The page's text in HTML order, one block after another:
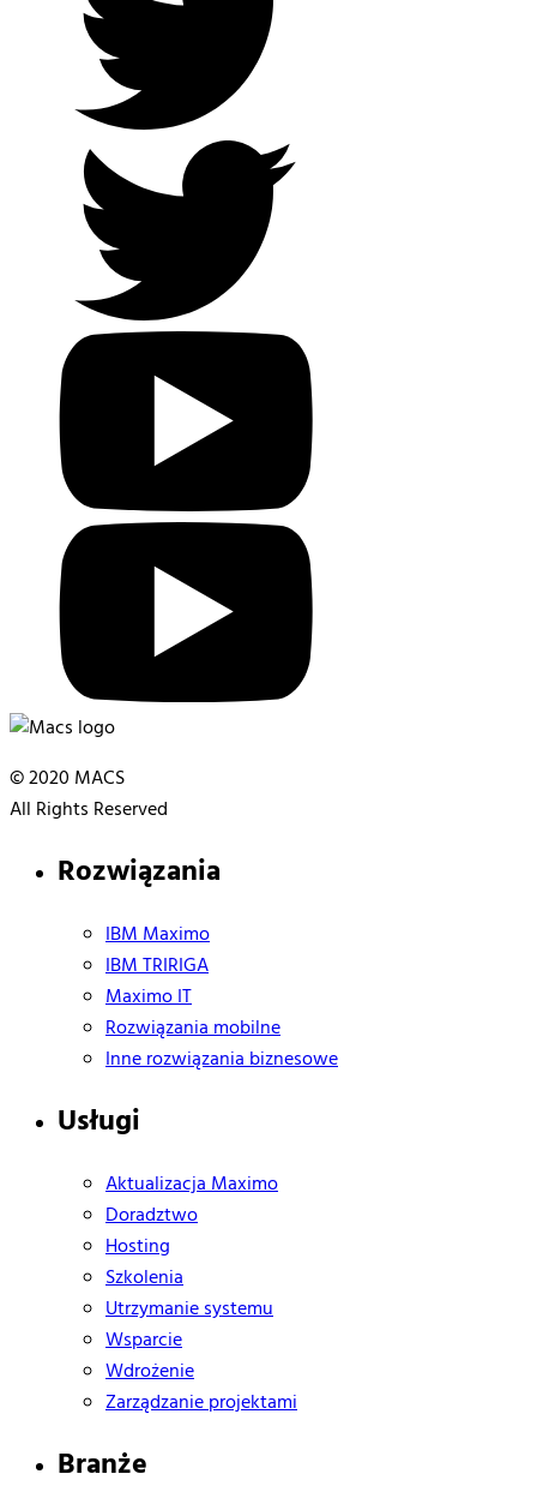
© 2020 MACS
All Rights Reserved
Rozwiązania
IBM Maximo
IBM TRIRIGA
Maximo IT
Rozwiązania mobilne
Inne rozwiązania biznesowe
Usługi
Aktualizacja Maximo
Doradztwo
Hosting
Szkolenia
Utrzymanie systemu
Wsparcie
Wdrożenie
Zarządzanie projektami
Branże